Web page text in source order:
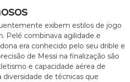
exibem estilos de jogo
Pelé combinava agilidade e
era conhecido pelo seu drible e
de Messi na finalização são
e capacidade aérea de
de técnicas que